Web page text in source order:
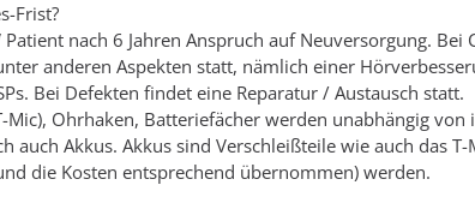
Frist?
nach 6 Jahren Anspruch auf Neuversorgung.
anderen Aspekten statt, nämlich einer
Bei Defekten findet eine Reparatur / Austausch statt.
Mic), Ohrhaken, Batteriefächer werden unabhängig
auch Akkus. Akkus sind Verschleißteile wie auch das
die Kosten entsprechend übernommen) werden.